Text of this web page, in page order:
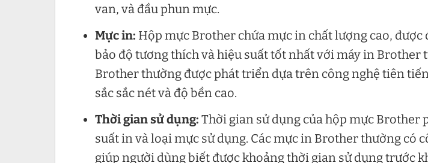
van, và đầu phun mực.
Mực in: Hộp mực Brother chứa mực in chất lượng cao, được
bảo độ tương thích và hiệu suất tốt nhất với máy in Brother
Brother thường được phát triển dựa trên công nghệ tiên
sắc sắc nét và độ bền cao.
Thời gian sử dụng: Thời gian sử dụng của hộp mực Brother
suất in và loại mực sử dụng. Các mực in Brother thường có
giúp người dùng biết được khoảng thời gian sử dụng trước